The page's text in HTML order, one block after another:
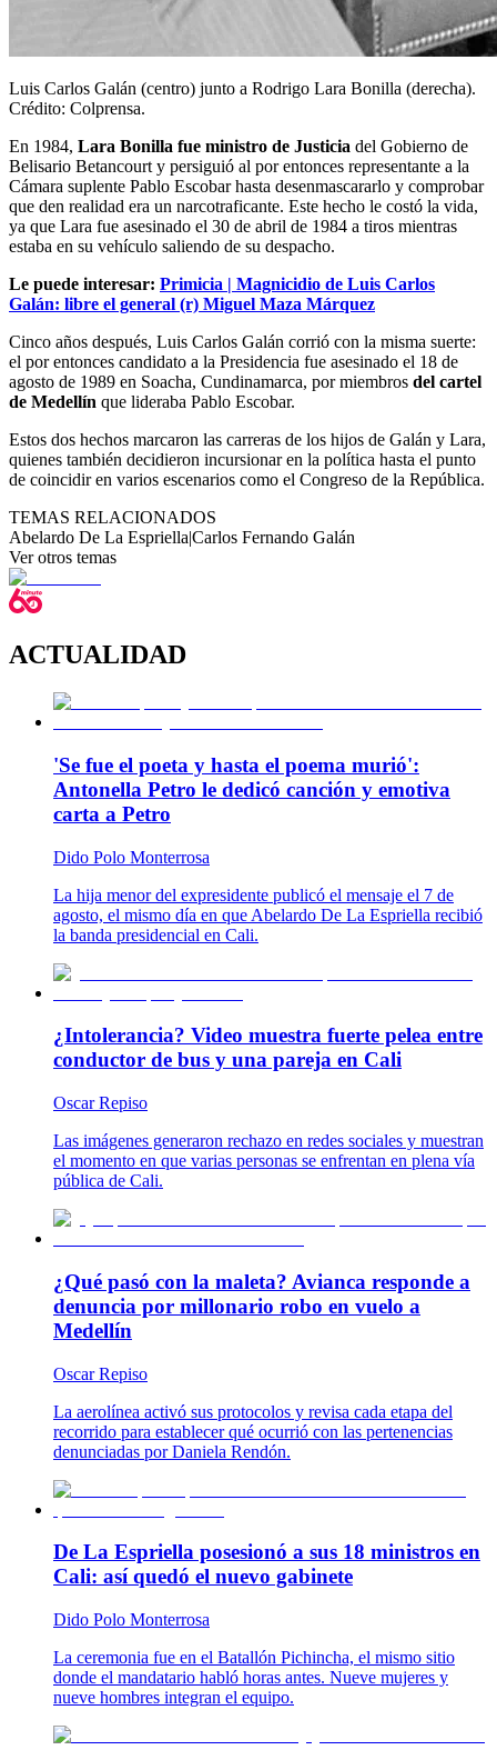
Luis Carlos Galán (centro) junto a Rodrigo Lara Bonilla (derecha).
Crédito: Colprensa.
En 1984, Lara Bonilla fue ministro de Justicia del Gobierno de
Belisario Betancourt y persiguió al por entonces representante a la
Cámara suplente Pablo Escobar hasta desenmascararlo y comprobar
que den realidad era un narcotraficante. Este hecho le costó la vida,
ya que Lara fue asesinado el 30 de abril de 1984 a tiros mientras
estaba en su vehículo saliendo de su despacho.
Le puede interesar: Primicia | Magnicidio de Luis Carlos
Galán: libre el general (r) Miguel Maza Márquez
Cinco años después, Luis Carlos Galán corrió con la misma suerte:
el por entonces candidato a la Presidencia fue asesinado el 18 de
agosto de 1989 en Soacha, Cundinamarca, por miembros del cartel
de Medellín que lideraba Pablo Escobar.
Estos dos hechos marcaron las carreras de los hijos de Galán y Lara,
quienes también decidieron incursionar en la política hasta el punto
de coincidir en varios escenarios como el Congreso de la República.
TEMAS RELACIONADOS
Abelardo De La Espriella|Carlos Fernando Galán
Ver otros temas
ACTUALIDAD
'Se fue el poeta y hasta el poema murió':
Antonella Petro le dedicó canción y emotiva
carta a Petro
Dido Polo Monterrosa
La hija menor del expresidente publicó el mensaje el 7 de
agosto, el mismo día en que Abelardo De La Espriella recibió
la banda presidencial en Cali.
¿Intolerancia? Video muestra fuerte pelea entre
conductor de bus y una pareja en Cali
Oscar Repiso
Las imágenes generaron rechazo en redes sociales y muestran
el momento en que varias personas se enfrentan en plena vía
pública de Cali.
¿Qué pasó con la maleta? Avianca responde a
denuncia por millonario robo en vuelo a
Medellín
Oscar Repiso
La aerolínea activó sus protocolos y revisa cada etapa del
recorrido para establecer qué ocurrió con las pertenencias
denunciadas por Daniela Rendón.
De La Espriella posesionó a sus 18 ministros en
Cali: así quedó el nuevo gabinete
Dido Polo Monterrosa
La ceremonia fue en el Batallón Pichincha, el mismo sitio
donde el mandatario habló horas antes. Nueve mujeres y
nueve hombres integran el equipo.